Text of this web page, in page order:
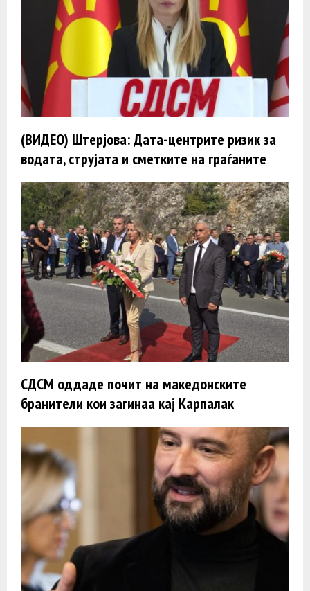
(ВИДЕО) Штерјова: Дата-центрите ризик за
водата, струјата и сметките на граѓаните
СДСМ оддаде почит на македонските
бранители кои загинаа кај Карпалак